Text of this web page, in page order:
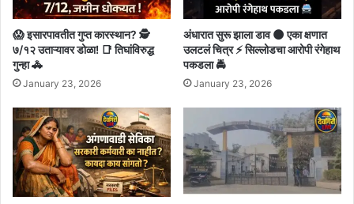
😱 इसारपावतीत गुप्त कारस्थान? 🕵️
७/१२ उताऱ्यावर डोळा! 📑 तिघांविरुद्ध
गुन्हा 🚓
January 23, 2026
अंधारात सुरू झाला डाव 🌑 एका क्षणात
उलटलं चित्र ⚡ सिल्लोडचा आरोपी रंगेहाथ
पकडला 🚔
January 23, 2026